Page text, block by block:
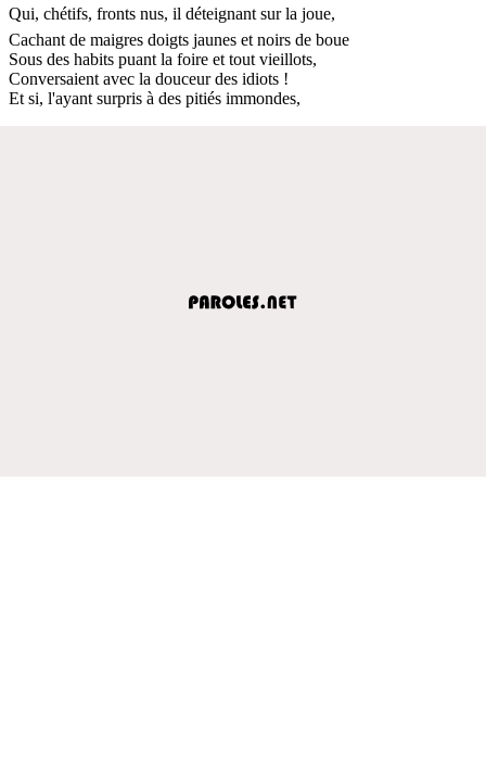
Qui, chétifs, fronts nus, il déteignant sur la joue,
Cachant de maigres doigts jaunes et noirs de boue
Sous des habits puant la foire et tout vieillots,
Conversaient avec la douceur des idiots !
Et si, l'ayant surpris à des pitiés immondes,